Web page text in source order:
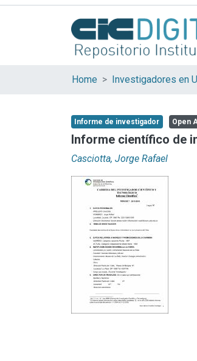
Home
Informe de investigador Open
Informe científico de
Casciotta, Jorge Rafael